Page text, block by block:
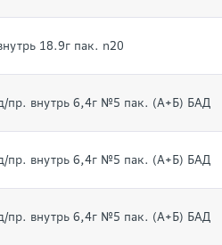
18.9г пак. n20
пр. внутрь 6,4г №5 пак. (А+Б) БАД
пр. внутрь 6,4г №5 пак. (А+Б) БАД
пр. внутрь 6,4г №5 пак. (А+Б) БАД